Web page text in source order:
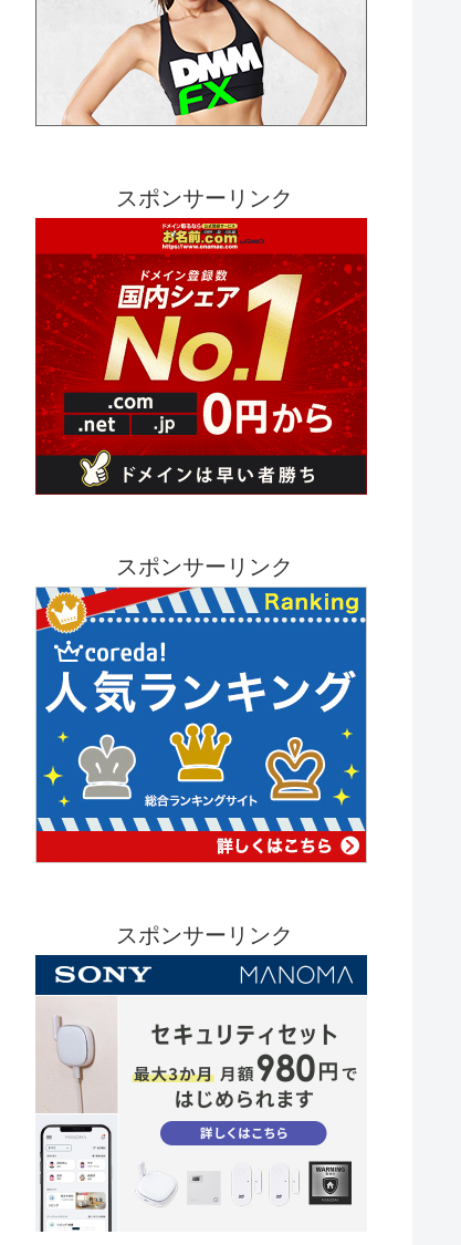
スポンサーリンク
スポンサーリンク
スポンサーリンク